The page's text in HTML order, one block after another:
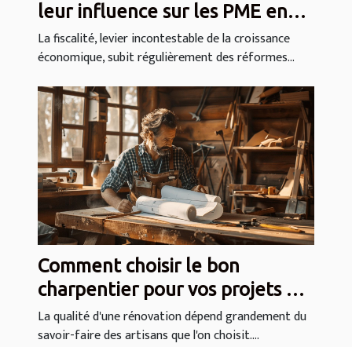
leur influence sur les PME en
France
La fiscalité, levier incontestable de la croissance
économique, subit régulièrement des réformes...
Comment choisir le bon
charpentier pour vos projets de
rénovation
La qualité d'une rénovation dépend grandement du
savoir-faire des artisans que l'on choisit....